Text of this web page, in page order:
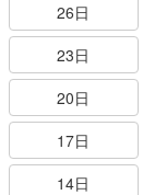
26日
23日
20日
17日
14日